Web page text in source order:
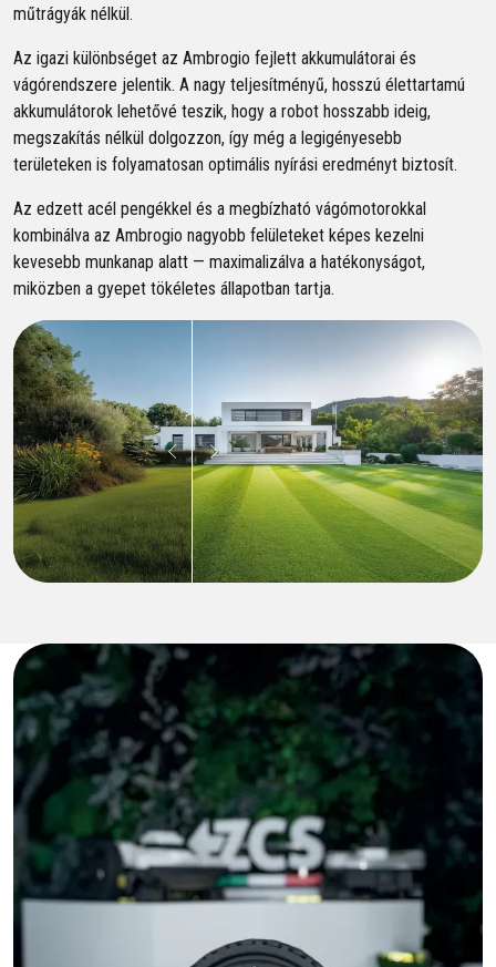
műtrágyák nélkül.
Az igazi különbséget az Ambrogio fejlett akkumulátorai és
vágórendszere jelentik. A nagy teljesítményű, hosszú élettartamú
akkumulátorok lehetővé teszik, hogy a robot hosszabb ideig,
megszakítás nélkül dolgozzon, így még a legigényesebb
területeken is folyamatosan optimális nyírási eredményt biztosít.
Az edzett acél pengékkel és a megbízható vágómotorokkal
kombinálva az Ambrogio nagyobb felületeket képes kezelni
kevesebb munkanap alatt — maximalizálva a hatékonyságot,
miközben a gyepet tökéletes állapotban tartja.